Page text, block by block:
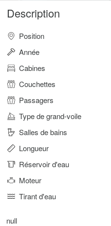
Description
Position
Année
Cabines
Couchettes
Passagers
Type de grand-voile
Salles de bains
Longueur
Réservoir d'eau
Moteur
Tirant d'eau
null